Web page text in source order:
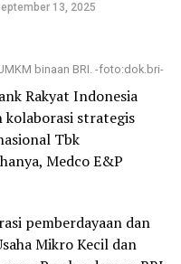
13, 2025
binaan BRI. -foto:dok.bri-
Rakyat Indonesia
kolaborasi strategis
Tbk
Medco E&P
pemberdayaan dan
Mikro Kecil dan